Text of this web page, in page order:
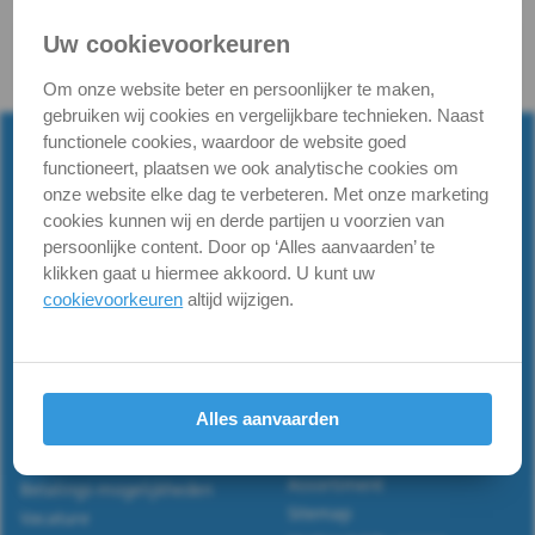
&
Borgingen
Keilankers
&
Pluggen
Fittingen
Bits
en
toebehoren
Powered by RVS Paleis™ -
Algemene voorwaarden
Betalings-mogelijkheden
Vacature
A4.
Draadtabel
Assortiment
Sitemap
Uw cookievoorkeuren
Om onze website beter en persoonlijker te maken,
gebruiken wij cookies en vergelijkbare technieken. Naast
functionele cookies, waardoor de website goed
functioneert, plaatsen we ook analytische cookies om
onze website elke dag te verbeteren. Met onze marketing
cookies kunnen wij en derde partijen u voorzien van
persoonlijke content. Door op ‘Alles aanvaarden’ te
klikken gaat u hiermee akkoord. U kunt uw
cookievoorkeuren altijd wijzigen.
Alles aanvaarden